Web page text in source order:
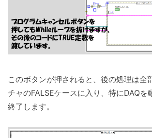
このボタンが押されると、後の処理は全
チャのFALSEケースに入り、特にDAQを
終了します。